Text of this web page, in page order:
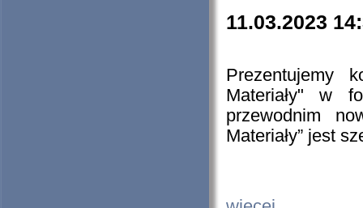
11.03.2023
Prezentujemy
Materiały" w
przewodnim
Materiały” jest